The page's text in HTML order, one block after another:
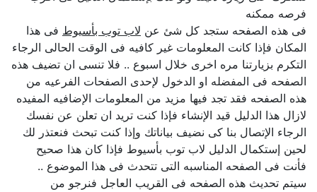
فرصه ممكنه
فى هذه الصفحه ستجد كل شئ عنلاب توب بأسيوطفى هذا
المكان فإذا كانت المعلومات غير كافيه فى الوقت الحالى الرجاء
التكرم بزيارتنا مره اخرى خلال اسبوع .. فلا تنسى ان تضيف هذه
الصفحه فى المفضله او الدخول لإحدى الصفحات الفرعيه من
هذه الصفحه فقد تجد فيها مزيد من المعلومات الإضافيه المفيده
لازال هذا الدليل قيد الإنشاء فإذا كنت تريد ان تعلن عن نفسك
الرجاء الإتصال بنا كى نضيف بياناتك وإذا كنت تبحث فنعتذر لك
لحين إستكمال الدليل لاب توب بأسيوط فإذا كان هذا صحيح
فأنت فى الصفحه المناسبه التى تتحدث فى هذا الموضوع ..
سيتم تحديث هذه الصفحه فى القريب العاجل فنرجو من